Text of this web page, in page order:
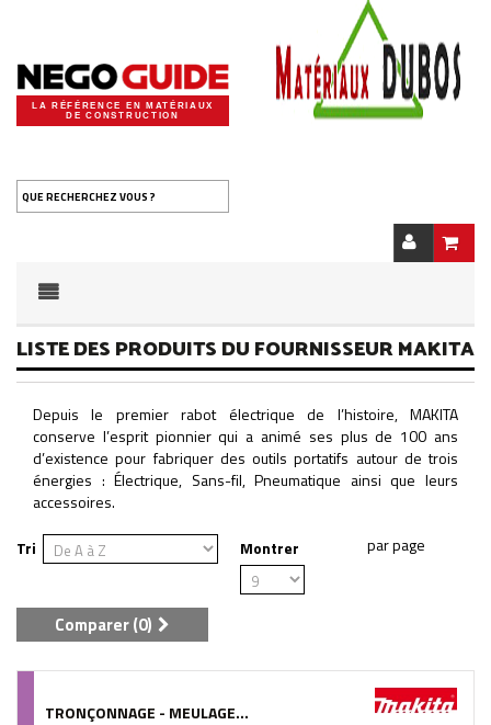
LA RÉFÉRENCE EN MATÉRIAUX
DE CONSTRUCTION
QUE RECHERCHEZ VOUS ?
LISTE DES PRODUITS DU FOURNISSEUR MAKITA
Depuis le premier rabot électrique de l’histoire, MAKITA
conserve l’esprit pionnier qui a animé ses plus de 100 ans
d’existence pour fabriquer des outils portatifs autour de trois
énergies : Électrique, Sans-fil, Pneumatique ainsi que leurs
accessoires.
Tri
Montrer
Comparer (0)
TRONÇONNAGE - MEULAGE...